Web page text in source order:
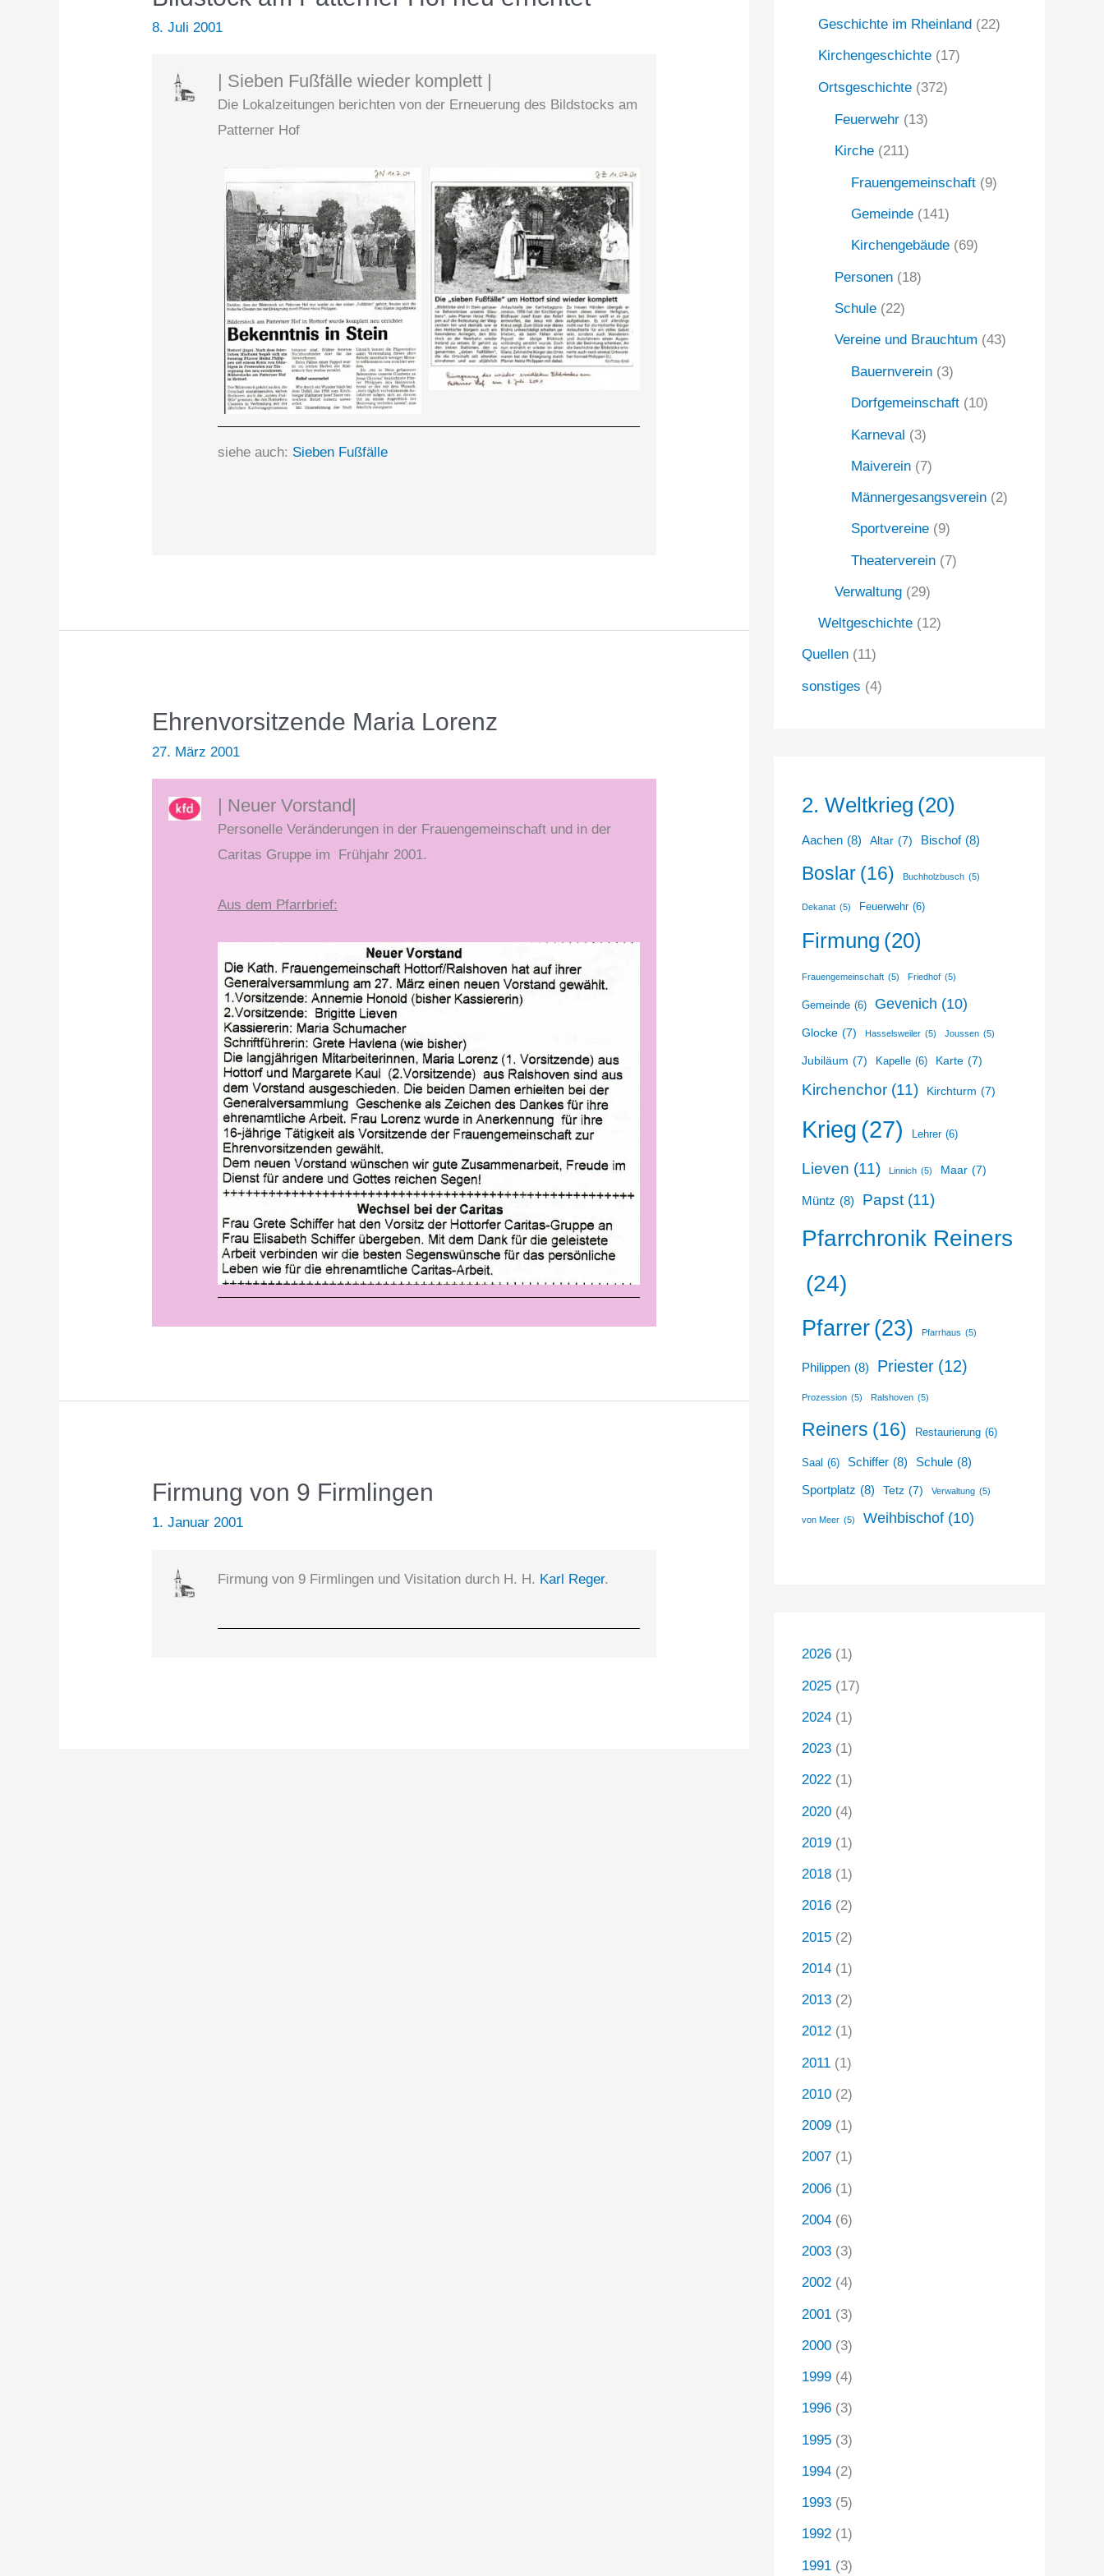
8. Juli 2001
| Sieben Fußfälle wieder komplett |
Die Lokalzeitungen berichten von der Erneuerung des Bildstocks am
Patterner Hof
siehe auch: Sieben Fußfälle
Ehrenvorsitzende Maria Lorenz
27. März 2001
| Neuer Vorstand|
Personelle Veränderungen in der Frauengemeinschaft und in der
Caritas Gruppe im Frühjahr 2001.
Aus dem Pfarrbrief:
Firmung von 9 Firmlingen
1. Januar 2001
Firmung von 9 Firmlingen und Visitation durch H. H. Karl Reger.
Geschichte im Rheinland (22)
Kirchengeschichte (17)
Ortsgeschichte (372)
Feuerwehr (13)
Kirche (211)
Frauengemeinschaft (9)
Gemeinde (141)
Kirchengebäude (69)
Personen (18)
Schule (22)
Vereine und Brauchtum (43)
Bauernverein (3)
Dorfgemeinschaft (10)
Karneval (3)
Maiverein (7)
Männergesangsverein (2)
Sportvereine (9)
Theaterverein (7)
Verwaltung (29)
Weltgeschichte (12)
Quellen (11)
sonstiges (4)
2. Weltkrieg (20)
Aachen (8) Altar (7) Bischof (8)
Boslar (16) Buchholzbusch (5)
Dekanat (5) Feuerwehr (6)
Firmung (20)
Frauengemeinschaft (5) Friedhof (5)
Gemeinde (6) Gevenich (10)
Glocke (7) Hasselsweiler (5) Joussen (5)
Jubiläum (7) Kapelle (6) Karte (7)
Kirchenchor (11) Kirchturm (7)
Krieg (27) Lehrer (6)
Lieven (11) Linnich (5) Maar (7)
Müntz (8) Papst (11)
Pfarrchronik Reiners
(24)
Pfarrer(23) Pfarrhaus (5)
Philippen (8) Priester (12)
Prozession (5) Ralshoven (5)
Reiners (16) Restaurierung (6)
Saal (6) Schiffer (8) Schule (8)
Sportplatz (8) Tetz (7) Verwaltung (5)
von Meer (5) Weihbischof (10)
2026 (1)
2025 (17)
2024 (1)
2023 (1)
2022 (1)
2020 (4)
2019 (1)
2018 (1)
2016 (2)
2015 (2)
2014 (1)
2013 (2)
2012 (1)
2011 (1)
2010 (2)
2009 (1)
2007 (1)
2006 (1)
2004 (6)
2003 (3)
2002 (4)
2001 (3)
2000 (3)
1999 (4)
1996 (3)
1995 (3)
1994 (2)
1993 (5)
1992 (1)
1991 (3)